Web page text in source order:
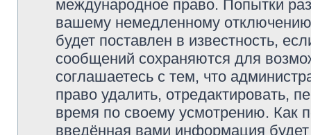
международное право. Попытки
вашему немедленному
будет поставлен в известность,
сообщений сохраняются для
соглашаетесь с тем, что
право удалить, отредактировать,
время по своему усмотрению. Как
введённая вами информация